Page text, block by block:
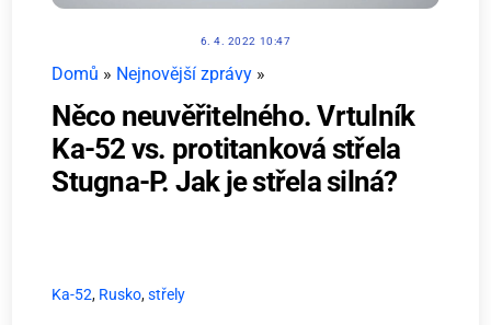
6. 4. 2022 10:47
Domů » Nejnovější zprávy »
Něco neuvěřitelného. Vrtulník
Ka-52 vs. protitanková střela
Stugna-P. Jak je střela silná?
Ka-52, Rusko,střely